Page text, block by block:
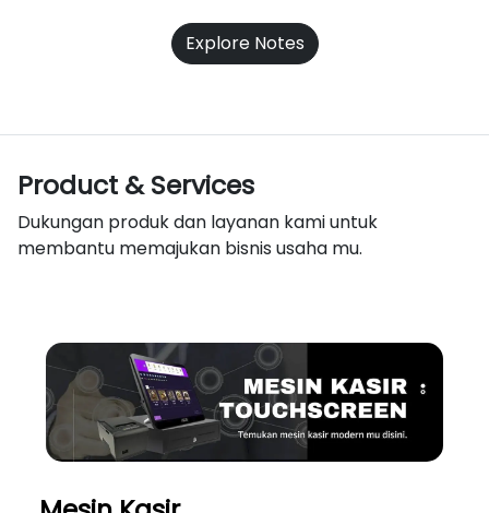
Explore Notes
Product & Services
Dukungan produk dan layanan kami untuk
membantu memajukan bisnis usaha mu.